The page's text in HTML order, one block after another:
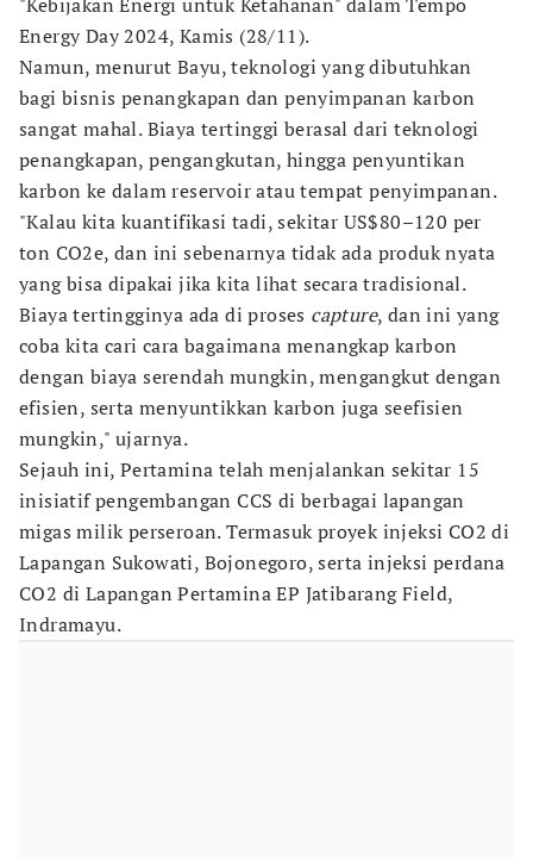
Energy Day 2024, Kamis (28/11).
Namun, menurut Bayu, teknologi yang dibutuhkan
bagi bisnis penangkapan dan penyimpanan karbon
sangat mahal. Biaya tertinggi berasal dari teknologi
penangkapan, pengangkutan, hingga penyuntikan
karbon ke dalam reservoir atau tempat penyimpanan.
"Kalau kita kuantifikasi tadi, sekitar US$80–120 per
ton CO2e, dan ini sebenarnya tidak ada produk nyata
yang bisa dipakai jika kita lihat secara tradisional.
Biaya tertingginya ada di proses capture, dan ini yang
coba kita cari cara bagaimana menangkap karbon
dengan biaya serendah mungkin, mengangkut dengan
efisien, serta menyuntikkan karbon juga seefisien
mungkin," ujarnya.
Sejauh ini, Pertamina telah menjalankan sekitar 15
inisiatif pengembangan CCS di berbagai lapangan
migas milik perseroan. Termasuk proyek injeksi CO2 di
Lapangan Sukowati, Bojonegoro, serta injeksi perdana
CO2 di Lapangan Pertamina EP Jatibarang Field,
Indramayu.